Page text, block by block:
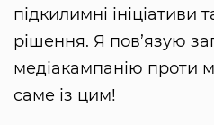
підкилимні ініціативи
рішення. Я пов’язую
медіакампанію проти
саме із цим!